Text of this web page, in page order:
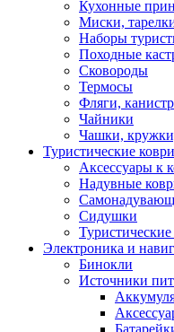
Кухонные
Миски,
Наборы
Походные
Сковороды
Термосы
Фляги,
Чайники
Чашки,
Туристические
Аксессуары к
Надувные
Сидушки
Электроника и
Бинокли
Источники